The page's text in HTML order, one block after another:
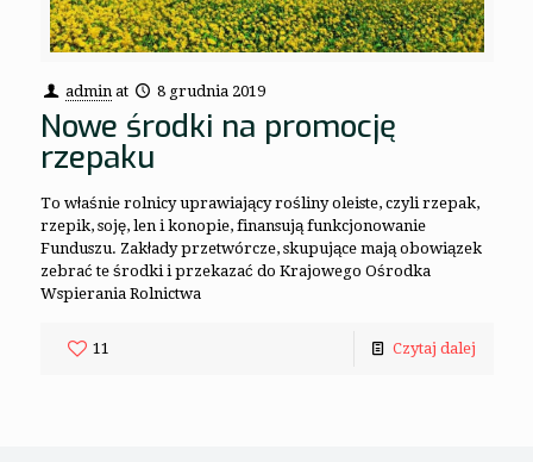
admin at 8 grudnia 2019
Nowe środki na promocję
rzepaku
To właśnie rolnicy uprawiający rośliny oleiste, czyli rzepak,
rzepik, soję, len i konopie, finansują funkcjonowanie
Funduszu. Zakłady przetwórcze, skupujące mają obowiązek
zebrać te środki i przekazać do Krajowego Ośrodka
Wspierania Rolnictwa
11 Czytaj dalej